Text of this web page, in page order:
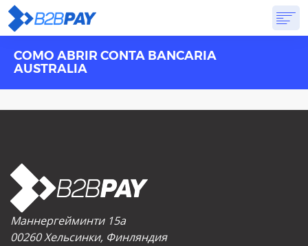
О САЙТЕРЕШЕНИЯВИРТУАЛЬНЫЙ БАНКPRICINGОТВЕТЫ
НАЧАТЬ
COMO ABRIR CONTA BANCARIA
AUSTRALIA
Маннергейминти 15а
00260 Хельсинки, Финляндия